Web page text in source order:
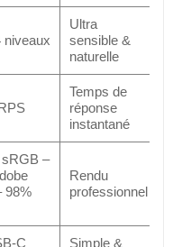
niveaux
Ultra
sensible &
naturelle
Temps de
réponse
instantané
–
98%
Rendu
professionnel
C
Simple &